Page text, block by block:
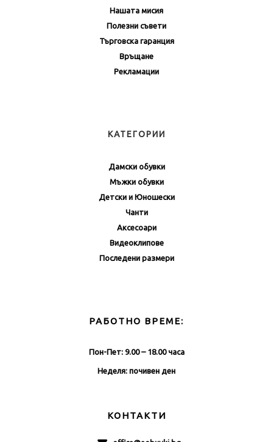
Нашата мисия
Полезни съвети
Търговска гаранция
Връщане
Рекламации
КАТЕГОРИИ
Дамски обувки
Мъжки обувки
Детски и Юношески
Чанти
Аксесоари
Видеоклипове
Последени размери
РАБОТНО ВРЕМЕ:
Пон-Пет: 9.00 – 18.00 часа
Неделя: почивен ден
КОНТАКТИ